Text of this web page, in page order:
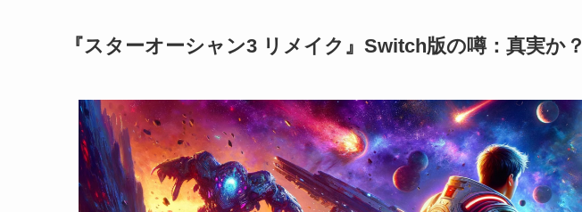
『スターオーシャン3 リメイク』Switch版の噂：真実か？